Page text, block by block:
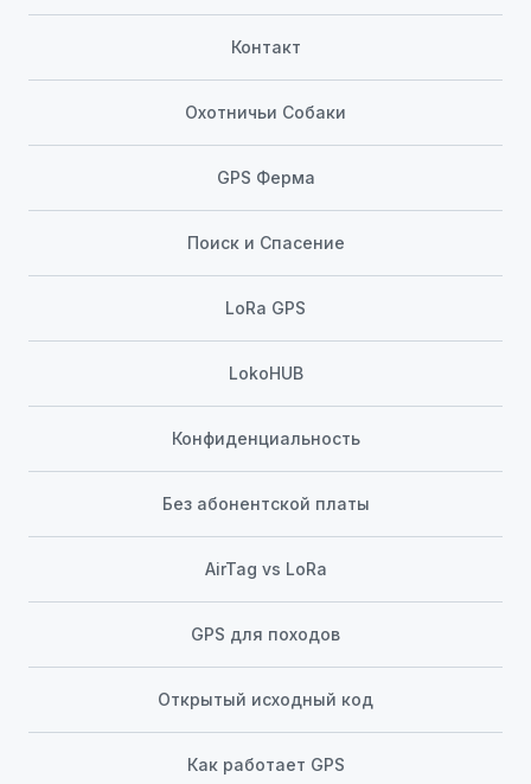
Контакт
Охотничьи Собаки
GPS Ферма
Поиск и Спасение
LoRa GPS
LokoHUB
Конфиденциальность
Без абонентской платы
AirTag vs LoRa
GPS для походов
Открытый исходный код
Как работает GPS